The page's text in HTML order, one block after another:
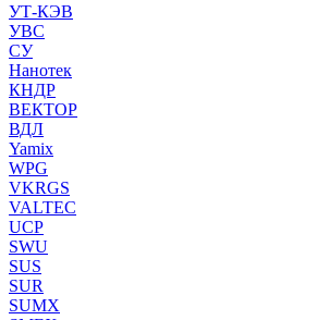
УТ-КЭВ
УВС
СУ
Нанотек
КНДР
ВЕКТОР
ВДЛ
Yamix
WPG
VKRGS
VALTEC
UCP
SWU
SUS
SUR
SUMX